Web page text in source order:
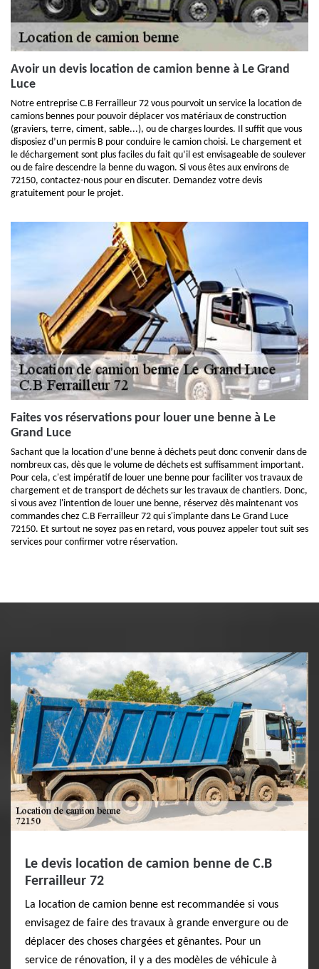
Avoir un devis location de camion benne à Le Grand
Luce
Notre entreprise C.B Ferrailleur 72 vous pourvoit un service la location de
camions bennes pour pouvoir déplacer vos matériaux de construction
(graviers, terre, ciment, sable...), ou de charges lourdes. Il suffit que vous
disposiez d’un permis B pour conduire le camion choisi. Le chargement et
le déchargement sont plus faciles du fait qu’il est envisageable de soulever
ou de faire descendre la benne du wagon. Si vous êtes aux environs de
72150, contactez-nous pour en discuter. Demandez votre devis
gratuitement pour le projet.
Faites vos réservations pour louer une benne à Le
Grand Luce
Sachant que la location d’une benne à déchets peut donc convenir dans de
nombreux cas, dès que le volume de déchets est suffisamment important.
Pour cela, c'est impératif de louer une benne pour faciliter vos travaux de
chargement et de transport de déchets sur les travaux de chantiers. Donc,
si vous avez l'intention de louer une benne, réservez dès maintenant vos
commandes chez C.B Ferrailleur 72 qui s'implante dans Le Grand Luce
72150. Et surtout ne soyez pas en retard, vous pouvez appeler tout suit ses
services pour confirmer votre réservation.
Le devis location de camion benne de C.B
Ferrailleur 72
La location de camion benne est recommandée si vous
envisagez de faire des travaux à grande envergure ou de
déplacer des choses chargées et gênantes. Pour un
service de rénovation, il y a des modèles de véhicule à